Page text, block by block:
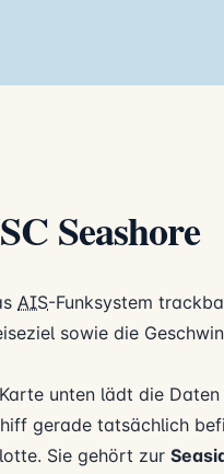
Seashore
AIS-Funksystem
sowie die
unten lädt die
gerade tatsächlich
Sie gehört zur